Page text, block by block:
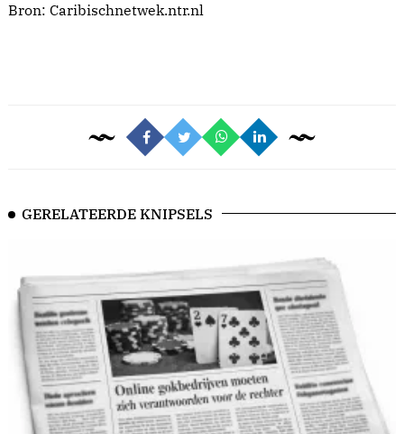
Bron: Caribischnetwek.ntr.nl
GERELATEERDE KNIPSELS